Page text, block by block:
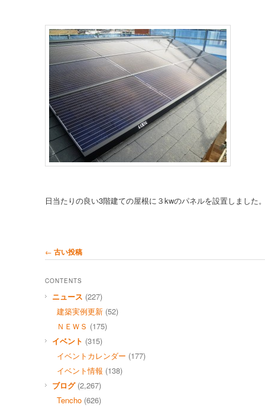
日当たりの良い3階建ての屋根に３kwのパネルを設置しました
投稿ナビゲーション
← 古い投稿
CONTENTS
ニュース (227)
建築実例更新 (52)
ＮＥＷＳ (175)
イベント (315)
イベントカレンダー (177)
イベント情報 (138)
ブログ(2,267)
Tencho (626)